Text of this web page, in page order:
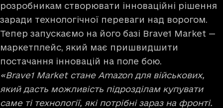
розробникам створювати інноваційні рішення
заради технологічної переваги над ворогом.
Тепер запускаємо на його базі Brave1 Market —
маркетплейс, який має пришвидшити
постачання інновацій на поле бою.
«Brave1 Market стане Amazon для військових,
який дасть можливість підрозділам купувати
саме ті технології, які потрібні зараз на фронті.